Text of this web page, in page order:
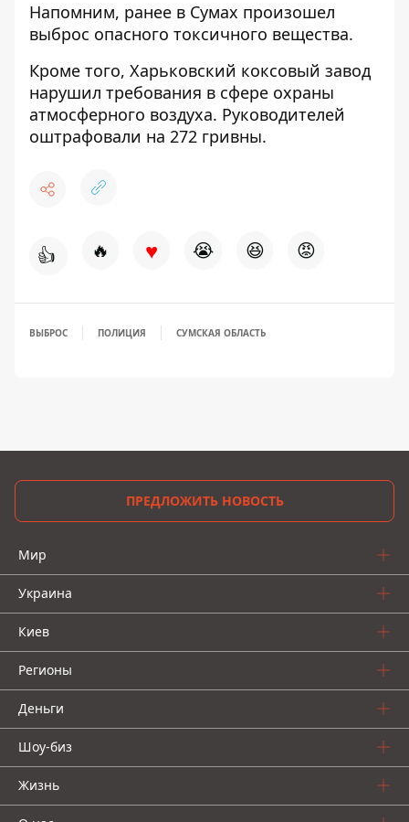
Напомним, ранее в Сумах произошел
выброс опасного токсичного вещества.
Кроме того, Харьковский коксовый завод
нарушил требования в сфере охраны
атмосферного воздуха. Руководителей
оштрафовали на 272 гривны.
👍 🔥 ♥ 😭 😆 😡
ВЫБРОС ПОЛИЦИЯ СУМСКАЯ ОБЛАСТЬ
ПРЕДЛОЖИТЬ НОВОСТЬ
Мир
Украина
Киев
Регионы
Деньги
Шоу-биз
Жизнь